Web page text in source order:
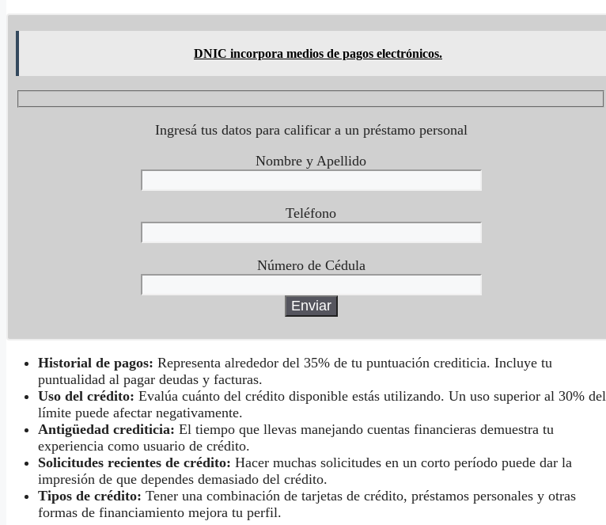
DNIC incorpora medios de pagos electrónicos.
Ingresá tus datos para calificar a un préstamo personal
Nombre y Apellido
Teléfono
Número de Cédula
Historial de pagos: Representa alrededor del 35% de tu puntuación crediticia. Incluye tu
puntualidad al pagar deudas y facturas.
Uso del crédito: Evalúa cuánto del crédito disponible estás utilizando. Un uso superior al 30% del
límite puede afectar negativamente.
Antigüedad crediticia: El tiempo que llevas manejando cuentas financieras demuestra tu
experiencia como usuario de crédito.
Solicitudes recientes de crédito: Hacer muchas solicitudes en un corto período puede dar la
impresión de que dependes demasiado del crédito.
Tipos de crédito: Tener una combinación de tarjetas de crédito, préstamos personales y otras
formas de financiamiento mejora tu perfil.